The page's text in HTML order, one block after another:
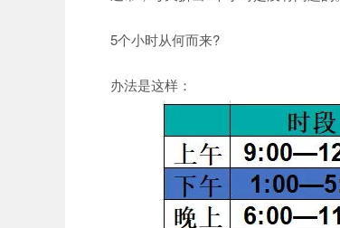
5个小时从何而来?
办法是这样：